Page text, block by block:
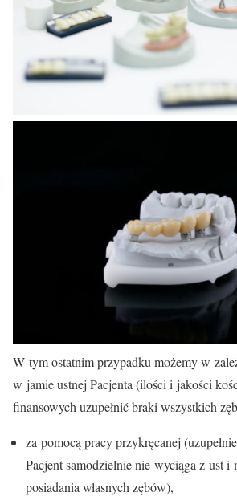
W tym ostatnim przypadku możemy w
w jamie ustnej Pacjenta (ilości i jakości
finansowych uzupełnić braki wszystkich
za pomocą pracy przykręcanej
Pacjent samodzielnie nie wyciąga z ust i
posiadania własnych zębów),